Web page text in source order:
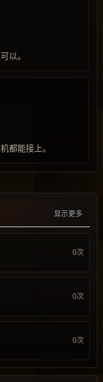
以。
都能接上。
显示更多
0次
0次
0次